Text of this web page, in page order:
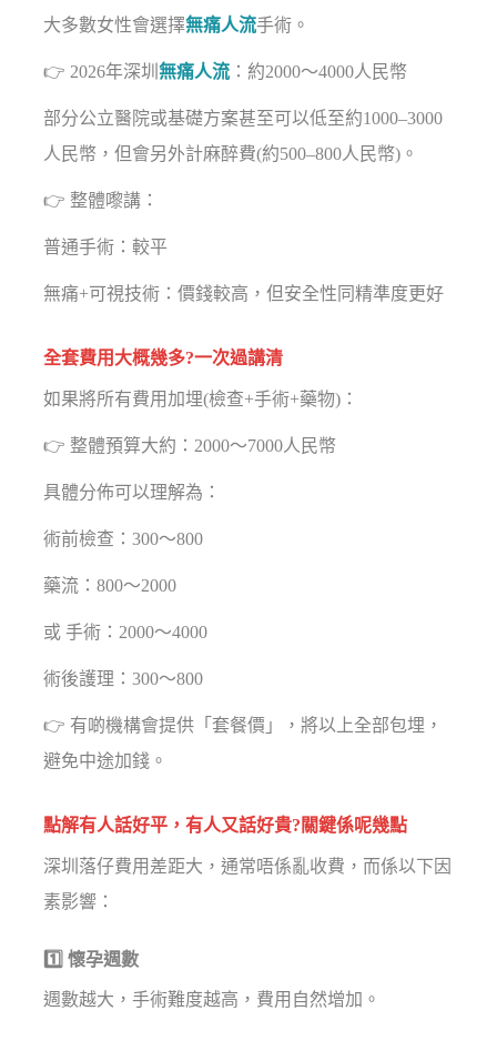
大多數女性會選擇無痛人流手術。
👉 2026年深圳無痛人流 ：約2000～4000人民幣
部分公立醫院或基礎方案甚至可以低至約1000–3000
人民幣，但會另外計麻醉費(約500–800人民幣)。
👉 整體嚟講：
普通手術：較平
無痛+可視技術：價錢較高，但安全性同精準度更好
全套費用大概幾多?一次過講清
如果將所有費用加埋(檢查+手術+藥物)：
👉 整體預算大約：2000～7000人民幣
具體分佈可以理解為：
術前檢查：300～800
藥流：800～2000
或 手術：2000～4000
術後護理：300～800
👉 有啲機構會提供「套餐價」，將以上全部包埋，
避免中途加錢。
點解有人話好平，有人又話好貴?關鍵係呢幾點
深圳落仔費用差距大，通常唔係亂收費，而係以下因
素影響：
1️⃣ 懷孕週數
週數越大，手術難度越高，費用自然增加。